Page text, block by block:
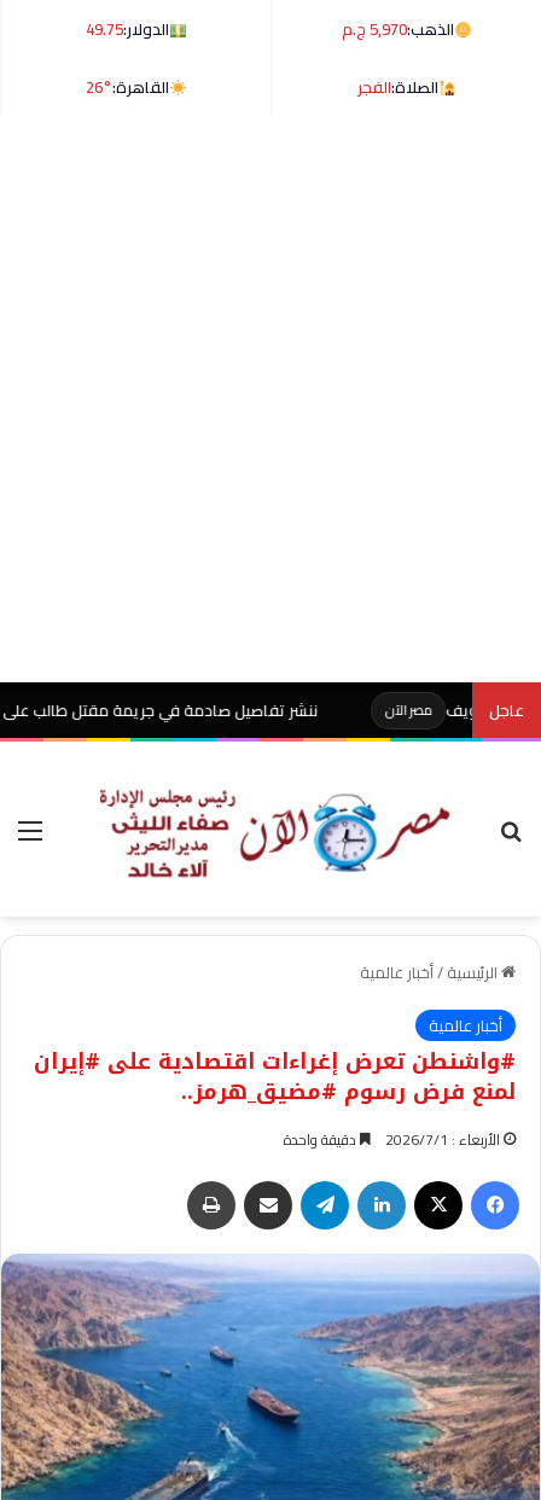
الذهب:5,970 ج.م الدولار:49.75
الصلاة:الفجر القاهرة:26°
عاجل مصر الآن ننشر تفاصيل صادمة في جريمة مقتل طالب على يد والده
بحث عن
الرئيسية/أخبار عالمية
أخبار عالمية
#واشنطن تعرض إغراءات اقتصادية على #إيران
لمنع فرض رسوم #مضيق_هرمز..
الأربعاء : 2026/7/1 دقيقة واحدة
فيسبوك لينكدإن تيلقرام مشاركة عبر البريد